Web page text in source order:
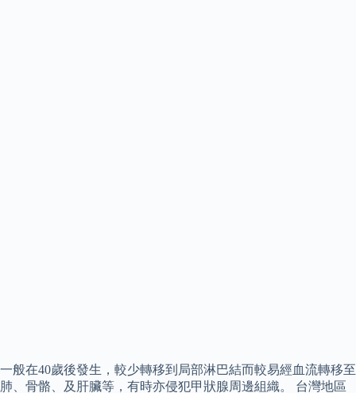
一般在40歲後發生，較少轉移到局部淋巴結而較易經血流轉移至
肺、骨骼、及肝臟等，有時亦侵犯甲狀腺周邊組織。 台灣地區